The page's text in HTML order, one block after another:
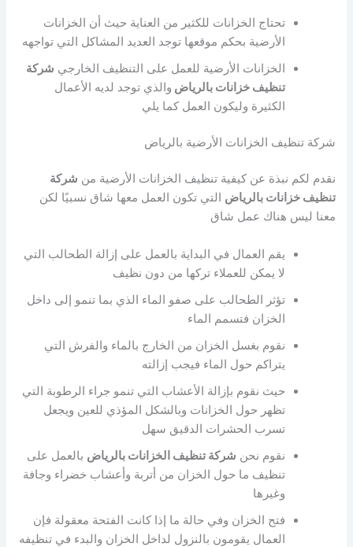
تحتاج الخزانات للكثير من العناية حيث أن الخزانات
الأرضية بحكم موقعها توجد العديد المشاكل التي تواجهه
الخزانات الأرضية للعمل على التنظيف الخارجي شركة
تنظيف خزانات بالرياض والذي توجد لديه الأعمال
الكثيرة وليكون العمل كما يلي
شركة تنظيف الخزانات الأرضية بالرياض
نقدم لكم نبذة عن كيفية تنظيف الخزانات الأرضية من شركة
تنظيف خزانات بالرياض التي تكون العمل معها شاق نسبيًا لكن
معنا ليس هناك عمل شاق
يقم العمال في البداية بالعمل على إزالة الطحالب التي
لا يمكن للعملاء تركها من دون نظيف
تؤثر الطحالب على صفو الماء الذي بما تنمو إلى داخل
الخزان فتسمم الماء
نقوم بغسل الخزان من الخارج بالماء والفرش التي
يتراكم حول الماء فيجب إزالته
حيث نقوم بإزالة الأعشاب التي تنمو جراء الرطوبة التي
تظهر حول الخزانات وبالشكل المؤذي للعين ويجعل
تسرب الحشرات الدقيق سهل
نقوم نحن شركة تنظيف الخزانات بالرياض بالعمل على
تنظيف ما حول الخزان من أتربة وأعشاب خضراء وجافة
وغيرها
فتح الخزان وفي حالة ما إذا كانت الفتحة معقولة فإن
العمال يقومون بالنزول لداخل الخزان والبدء في تنظيفه